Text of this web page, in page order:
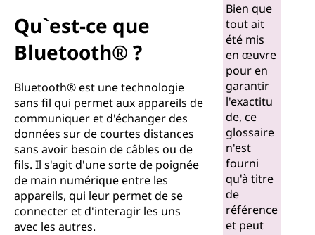
Qu`est-ce que
Bluetooth® ?
Bluetooth® est une technologie
sans fil qui permet aux appareils de
communiquer et d'échanger des
données sur de courtes distances
sans avoir besoin de câbles ou de
fils. Il s'agit d'une sorte de poignée
de main numérique entre les
appareils, qui leur permet de se
connecter et d'interagir les uns
avec les autres.
Bien que
tout ait
été mis
en œuvre
pour en
garantir
l'exactitu
de, ce
glossaire
n'est
fourni
qu'à titre
de
référence
et peut